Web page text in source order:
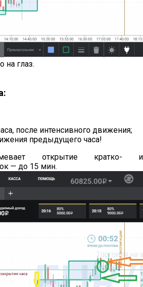
на глаз.
после интенсивного движения;
предыдущего часа!
открытие кратко- и
— до 15 мин.